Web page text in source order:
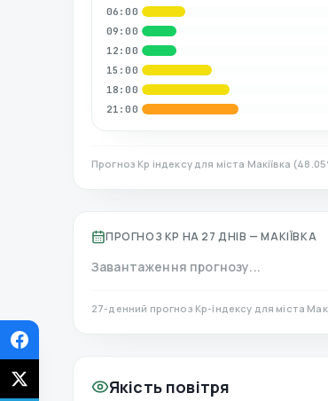
06:00
09:00
12:00
15:00
18:00
21:00
Прогноз Kp індексу для міста Макіївка (48.05
ПРОГНОЗ KP НА 27 ДНІВ — МАКІЇВКА
Завантаження прогнозу...
27-денний прогноз Kp-індексу для міста
Якість повітря